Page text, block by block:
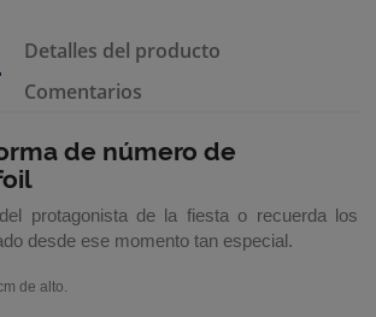
Detalles del producto
Comentarios
de número de
protagonista de la fiesta o recuerda los
desde ese momento tan especial.
de alto.